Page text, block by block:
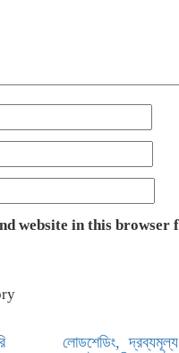
website in this
লোডশেডিং,